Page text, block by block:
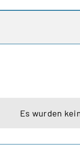
Es wurden